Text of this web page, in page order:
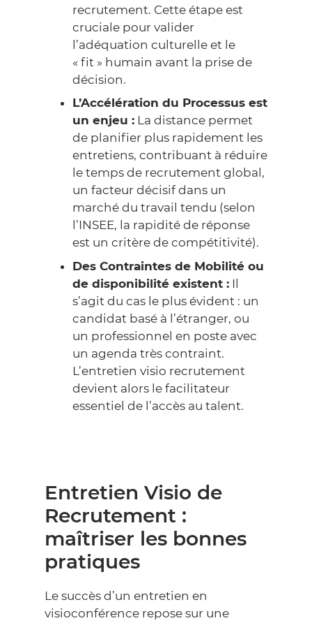
recrutement. Cette étape est
cruciale pour valider
l’adéquation culturelle et le
« fit » humain avant la prise de
décision.
L’Accélération du Processus est
un enjeu : La distance permet
de planifier plus rapidement les
entretiens, contribuant à réduire
le temps de recrutement global,
un facteur décisif dans un
marché du travail tendu (selon
l’INSEE, la rapidité de réponse
est un critère de compétitivité).
Des Contraintes de Mobilité ou
de disponibilité existent : Il
s’agit du cas le plus évident : un
candidat basé à l’étranger, ou
un professionnel en poste avec
un agenda très contraint.
L’entretien visio recrutement
devient alors le facilitateur
essentiel de l’accès au talent.
Entretien Visio de
Recrutement :
maîtriser les bonnes
pratiques
Le succès d’un entretien en
visioconférence repose sur une